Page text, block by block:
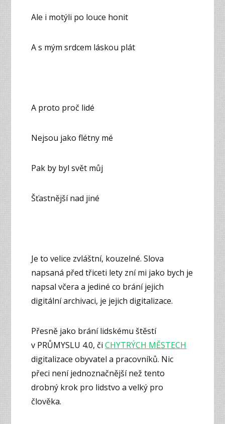
Ale i motýli po louce honit
A s mým srdcem láskou plát
A proto proč lidé
Nejsou jako flétny mé
Pak by byl svět můj
Šťastnější nad jiné
Je to velice zvláštní, kouzelné. Slova
napsaná před třiceti lety zní mi jako bych je
napsal včera a jediné co brání jejich
digitální archivaci, je jejich digitalizace.
Přesně jako brání lidskému štěstí
v PRŮMYSLU 4.0, čiCHYTRÝCH MĚSTECH
digitalizace obyvatel a pracovníků. Nic
přeci není jednoznačnější než tento
drobný krok pro lidstvo a velký pro
člověka.